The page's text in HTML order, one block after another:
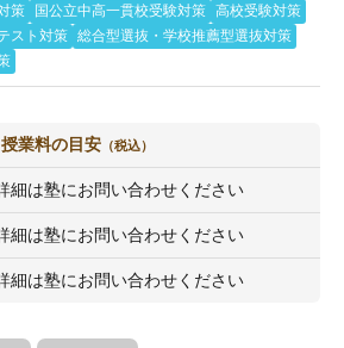
策 国公立中高一貫校受験対策 高校受験対策
スト対策 総合型選抜・学校推薦型選抜対策
授業料の目安 （税込）
細は塾にお問い合わせください
細は塾にお問い合わせください
細は塾にお問い合わせください